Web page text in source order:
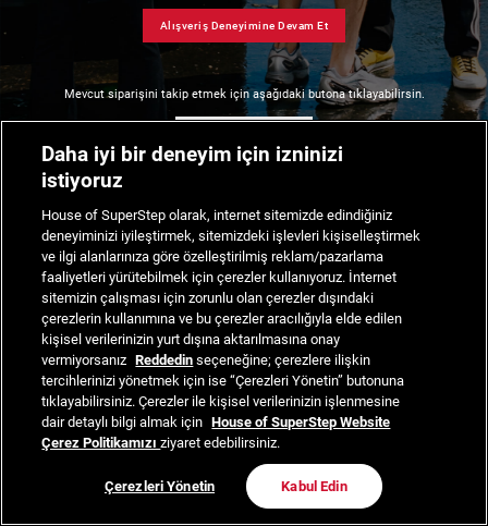
Alışveriş Deneyimine Devam Et
Mevcut siparişini takip etmek için aşağıdaki butona tıklayabilirsin.
Daha iyi bir deneyim için izninizi
istiyoruz
House of SuperStep olarak, internet sitemizde edindiğiniz
deneyiminizi iyileştirmek, sitemizdeki işlevleri kişiselleştirmek
ve ilgi alanlarınıza göre özelleştirilmiş reklam/pazarlama
faaliyetleri yürütebilmek için çerezler kullanıyoruz. İnternet
sitemizin çalışması için zorunlu olan çerezler dışındaki
çerezlerin kullanımına ve bu çerezler aracılığıyla elde edilen
kişisel verilerinizin yurt dışına aktarılmasına onay
vermiyorsanız Reddedin seçeneğine; çerezlere ilişkin
tercihlerinizi yönetmek için ise “Çerezleri Yönetin” butonuna
tıklayabilirsiniz. Çerezler ile kişisel verilerinizin işlenmesine
dair detaylı bilgi almak için House of SuperStep Website
Çerez Politikamızıziyaret edebilirsiniz.
Çerezleri Yönetin Kabul Edin